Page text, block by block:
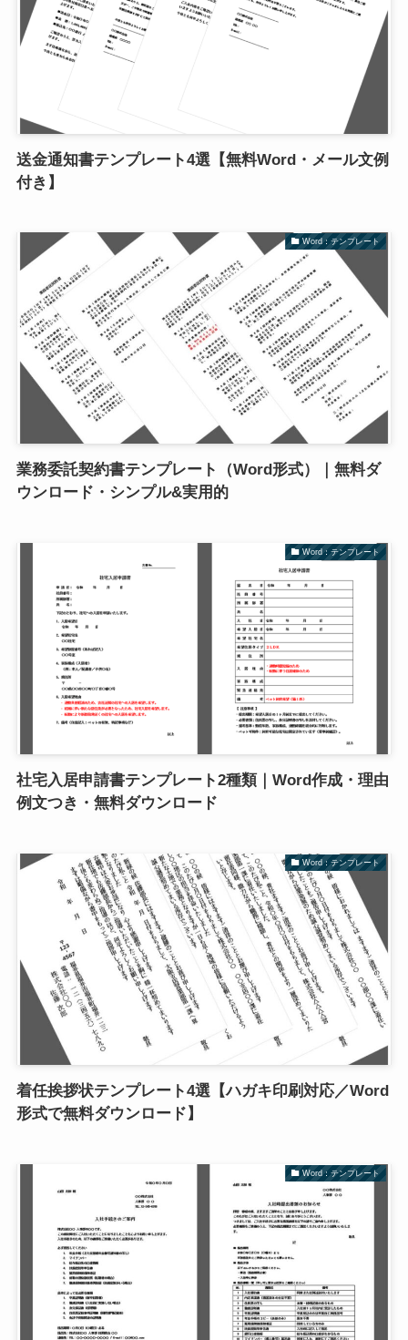
送金通知書テンプレート4選【無料Word・メール文例
付き】
Word：テンプレート
業務委託契約書テンプレート（Word形式）｜無料ダ
ウンロード・シンプル&実用的
Word：テンプレート
社宅入居申請書テンプレート2種類｜Word作成・理由
例文つき・無料ダウンロード
Word：テンプレート
着任挨拶状テンプレート4選【ハガキ印刷対応／Word
形式で無料ダウンロード】
Word：テンプレート